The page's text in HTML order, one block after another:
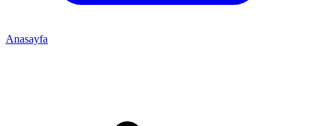
Anasayfa